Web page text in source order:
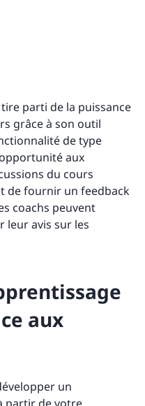
parti de la puissance
grâce à son outil
de type
aux
du cours
de fournir un feedback
coachs peuvent
leur avis sur les
aux
un